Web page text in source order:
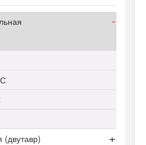
(двутавр)